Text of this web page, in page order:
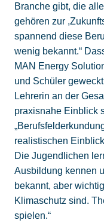
Branche gibt, die
gehören zur
spannend diese
wenig bekannt.“
MAN Energy
und Schüler
Lehrerin an der
praxisnahe Einblick
realistischen
Die Jugendlichen
Ausbildung kennen
bekannt, aber
Klimaschutz sind.
spielen.“